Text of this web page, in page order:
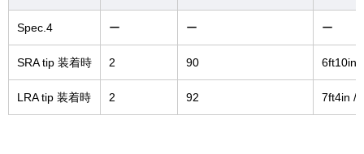
Spec.4 ー ー ー
SRA tip 装着時 2 90 6ft10in
LRA tip 装着時 2 92 7ft4in /